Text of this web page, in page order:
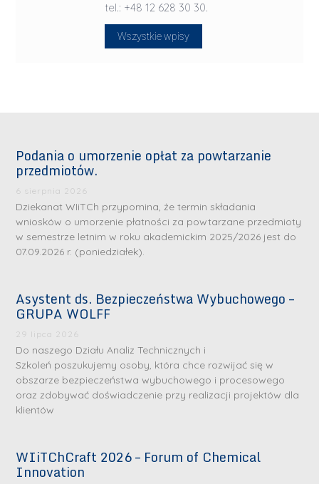
tel.: +48 12 628 30 30.
Wszystkie wpisy
Podania o umorzenie opłat za powtarzanie
przedmiotów.
6 sierpnia 2026
Dziekanat WIiTCh przypomina, że termin składania
wniosków o umorzenie płatności za powtarzane przedmioty
w semestrze letnim w roku akademickim 2025/2026 jest do
07.09.2026 r. (poniedziałek).
Asystent ds. Bezpieczeństwa Wybuchowego –
GRUPA WOLFF
29 lipca 2026
Do naszego Działu Analiz Technicznych i
Szkoleń poszukujemy osoby, która chce rozwijać się w
obszarze bezpieczeństwa wybuchowego i procesowego
oraz zdobywać doświadczenie przy realizacji projektów dla
klientów
WIiTChCraft 2026 – Forum of Chemical
Innovation